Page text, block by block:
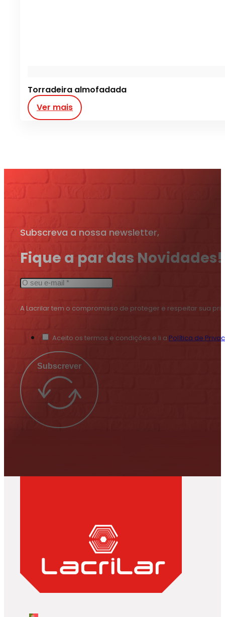
Torradeira almofadada
Ver mais
Subscreva a nossa newsletter,
Fique a par das Novidades!
A Lacrilar tem o compromisso de proteger e respeitar sua
Aceito os termos e condições e li a Política de
Subscrever